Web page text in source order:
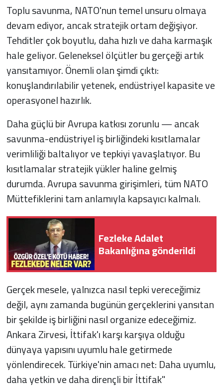
Toplu savunma, NATO'nun temel unsuru olmaya
devam ediyor, ancak stratejik ortam değişiyor.
Tehditler çok boyutlu, daha hızlı ve daha karmaşık
hale geliyor. Geleneksel ölçütler bu gerçeği artık
yansıtamıyor. Önemli olan şimdi çıktı:
konuşlandırılabilir yetenek, endüstriyel kapasite ve
operasyonel hazırlık.
Daha güçlü bir Avrupa katkısı zorunlu — ancak
savunma-endüstriyel iş birliğindeki kısıtlamalar
verimliliği baltalıyor ve tepkiyi yavaşlatıyor. Bu
kısıtlamalar stratejik yükler haline gelmiş
durumda. Avrupa savunma girişimleri, tüm NATO
Müttefiklerini tam anlamıyla kapsayıcı kalmalı.
Fezleke Adalet
Bakanlığına gönderildi
Gerçek mesele, yalnızca nasıl tepki vereceğimiz
değil, aynı zamanda bugünün gerçeklerini yansıtan
bir şekilde iş birliğini nasıl organize edeceğimiz.
Ankara Zirvesi, İttifak'ı karşı karşıya olduğu
dünyaya yapısını uyumlu hale getirmede
yönlendirecek. Türkiye'nin amacı net: Daha uyumlu,
daha yetkin ve daha dirençli bir İttifak"